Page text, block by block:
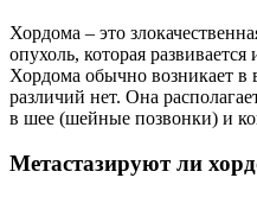
Хордома – это
опухоль, которая развивается
Хордома обычно возникает в
различий нет. Она
в шее (шейные позвонки) и
Метастазируют ли